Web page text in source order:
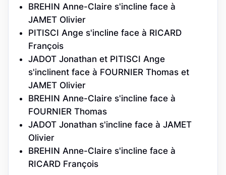
BREHIN Anne-Claire s'incline face à
JAMET Olivier
PITISCI Ange s'incline face à RICARD
François
JADOT Jonathan et PITISCI Ange
s'inclinent face à FOURNIER Thomas et
JAMET Olivier
BREHIN Anne-Claire s'incline face à
FOURNIER Thomas
JADOT Jonathan s'incline face à JAMET
Olivier
BREHIN Anne-Claire s'incline face à
RICARD François